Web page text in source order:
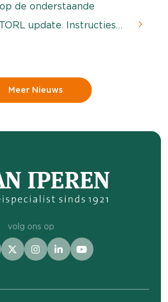
de onderstaande
update. Instructies
adres klopt bij de
8 zakken kunnen we
Meer Nieuws
volg ons op